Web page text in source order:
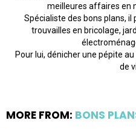
meilleures affaires en
Spécialiste des bons plans,
trouvailles en bricolage,
Pour lui, dénicher une pépite
de
MORE FROM: BONS